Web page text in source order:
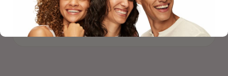
S Savannah
Geverifieerde aankoop